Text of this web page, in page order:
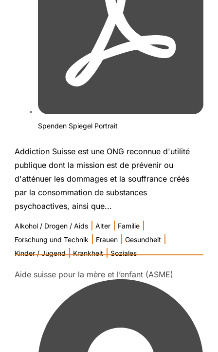
Spenden Spiegel Portrait
Addiction Suisse est une ONG reconnue d'utilité
publique dont la mission est de prévenir ou
d'atténuer les dommages et la souffrance créés
par la consommation de substances
psychoactives, ainsi que...
Alkohol / Drogen / Aids Alter Familie
Forschung und Technik Frauen Gesundheit
Kinder / Jugend | Krankheit | Soziales
Aide suisse pour la mère et l’enfant (ASME)